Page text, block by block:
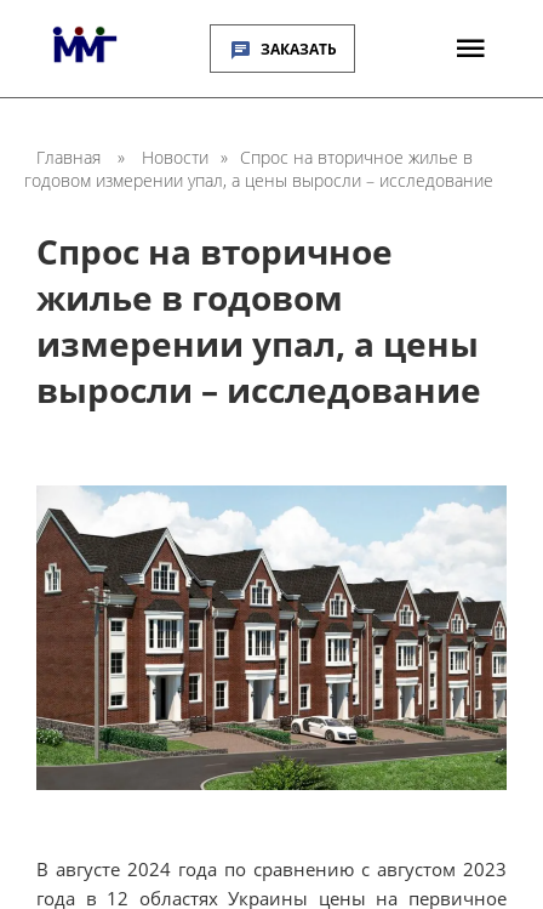
ЗАКАЗАТЬ
Главная » Новости » Спрос на вторичное жилье в
годовом измерении упал, а цены выросли – исследование
Спрос на вторичное
жилье в годовом
измерении упал, а цены
выросли – исследование
В августе 2024 года по сравнению с августом 2023
года в 12 областях Украины цены на первичное